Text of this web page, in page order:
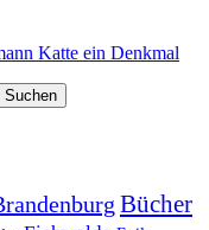
Katte ein Denkmal
Bücher